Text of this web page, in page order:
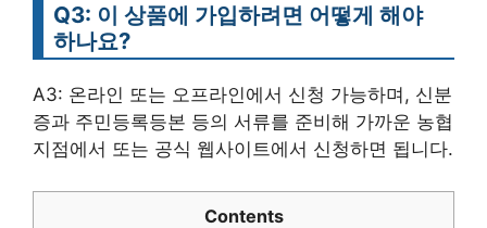
Q3: 이 상품에 가입하려면 어떻게 해야
하나요?
A3: 온라인 또는 오프라인에서 신청 가능하며, 신분
증과 주민등록등본 등의 서류를 준비해 가까운 농협
지점에서 또는 공식 웹사이트에서 신청하면 됩니다.
Contents